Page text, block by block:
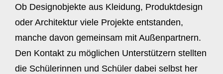
Ob Designobjekte aus Kleidung, Produktdesign
oder Architektur viele Projekte entstanden,
manche davon gemeinsam mit Außenpartnern.
Den Kontakt zu möglichen Unterstützern stellten
die Schülerinnen und Schüler dabei selbst her